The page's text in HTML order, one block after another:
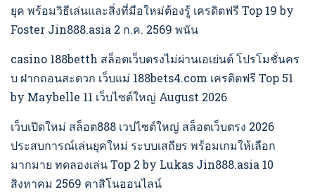
ยุค พร้อมวิธีเล่นและสิ่งที่มือใหม่ต้องรู้ เครดิตฟรี Top 19 by
Foster Jin888.asia 2 ก.ค. 2569 พนัน
casino 188betth สล็อตเว็บตรงไม่ผ่านเอเย่นต์ โปรโมชั่นคร
บ ฝากถอนสะดวก เว็บแม่ 188bets4.com เครดิตฟรี Top 51
by Maybelle 11 เว็บไซต์ใหญ่ August 2026
เว็บเปิดใหม่ สล็อต888 เวปไซต์ใหญ่ สล็อตเว็บตรง 2026
ประสบการณ์เล่นยุคใหม่ ระบบเสถียร พร้อมเกมให้เลือก
มากมาย ทดลองเล่น Top 2 by Lukas Jin888.asia 10
สิงหาคม 2569 คาสิโนออนไลน์